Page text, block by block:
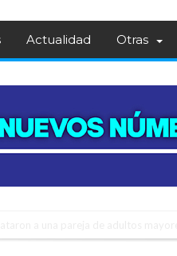
Actualidad Otras